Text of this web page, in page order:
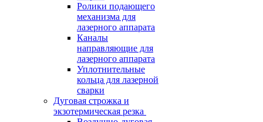
Ролики подающего
механизма для
лазерного аппарата
Каналы
направляющие для
лазерного аппарата
Уплотнительные
кольца для лазерной
сварки
Дуговая строжка и
экзотермическая резка